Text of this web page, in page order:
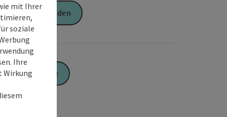
Anfrage senden
Zur Website
mit Ihrer
soziale
Ihre
Wirkung